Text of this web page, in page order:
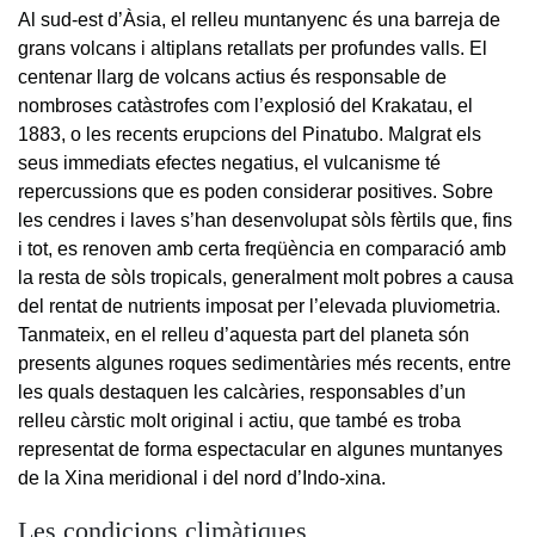
Al sud-est d’Àsia, el relleu muntanyenc és una barreja de
grans volcans i altiplans retallats per profundes valls. El
centenar llarg de volcans actius és responsable de
nombroses catàstrofes com l’explosió del Krakatau, el
1883, o les recents erupcions del Pinatubo. Malgrat els
seus immediats efectes negatius, el vulcanisme té
repercussions que es poden considerar positives. Sobre
les cendres i laves s’han desenvolupat sòls fèrtils que, fins
i tot, es renoven amb certa freqüència en comparació amb
la resta de sòls tropicals, generalment molt pobres a causa
del rentat de nutrients imposat per l’elevada pluviometria.
Tanmateix, en el relleu d’aquesta part del planeta són
presents algunes roques sedimentàries més recents, entre
les quals destaquen les calcàries, responsables d’un
relleu càrstic molt original i actiu, que també es troba
representat de forma espectacular en algunes muntanyes
de la Xina meridional i del nord d’Indo-xina.
Les condicions climàtiques